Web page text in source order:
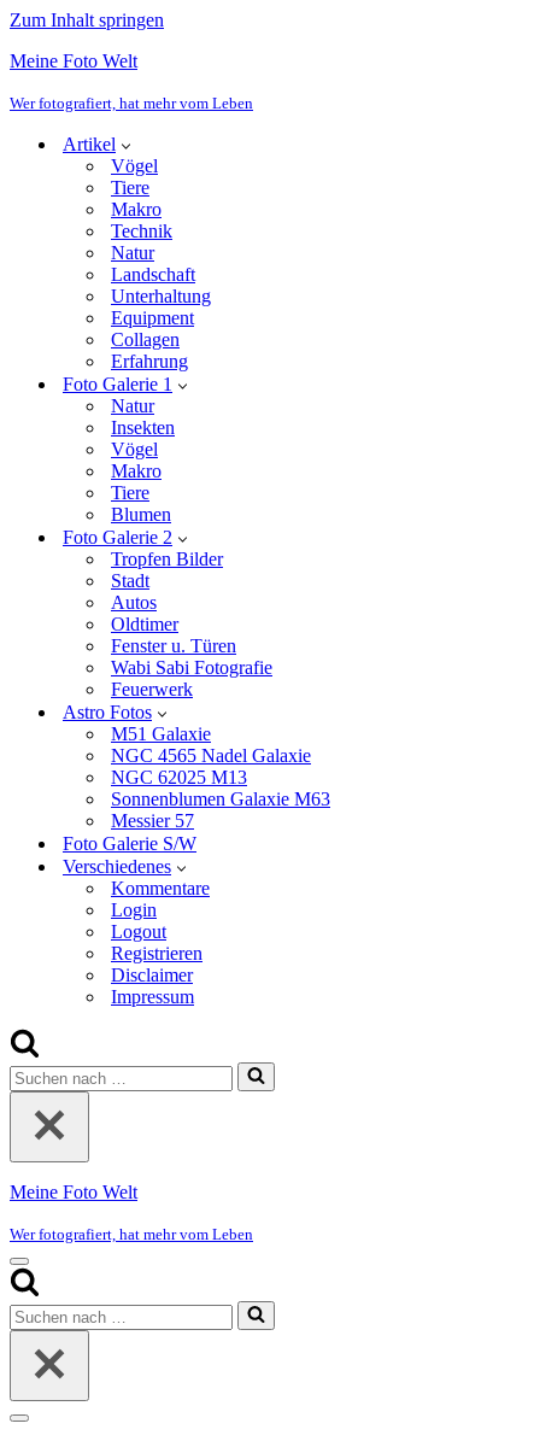
Zum Inhalt springen
Meine Foto Welt
Wer fotografiert, hat mehr vom Leben
Artikel
Vögel
Tiere
Makro
Technik
Natur
Landschaft
Unterhaltung
Equipment
Collagen
Erfahrung
Foto Galerie 1
Natur
Insekten
Vögel
Makro
Tiere
Blumen
Foto Galerie 2
Tropfen Bilder
Stadt
Autos
Oldtimer
Fenster u. Türen
Wabi Sabi Fotografie
Feuerwerk
Astro Fotos
M51 Galaxie
NGC 4565 Nadel Galaxie
NGC 62025 M13
Sonnenblumen Galaxie M63
Messier 57
Foto Galerie S/W
Verschiedenes
Kommentare
Login
Logout
Registrieren
Disclaimer
Impressum
Suchen
nach …
Meine Foto Welt
Wer fotografiert, hat mehr vom Leben
Navigationsmenü
Suchen
nach …
Navigationsmenü